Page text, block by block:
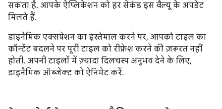
सकता है. आपके ऐप्लिकेशन को हर सेकंड इस वैल्यू के अपडेट
मिलते हैं.
डाइनैमिक एक्सप्रेशन का इस्तेमाल करने पर, आपको टाइल का
कॉन्टेंट बदलने पर पूरी टाइल को रीफ़्रेश करने की ज़रूरत नहीं
होती. अपनी टाइलों में ज़्यादा दिलचस्प अनुभव देने के लिए,
डाइनैमिक ऑब्जेक्ट को ऐनिमेट करें.